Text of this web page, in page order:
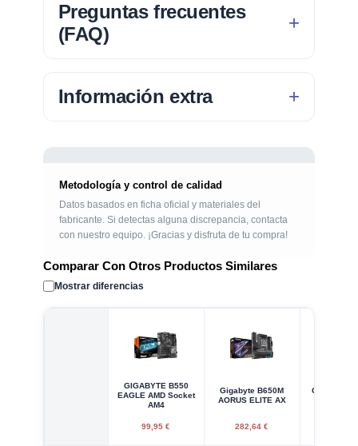
Preguntas frecuentes
(FAQ)
Información extra
Metodología y control de calidad
Datos basados en ficha oficial y materiales del
fabricante. Si detectas alguna discrepancia, contacta
con nuestro equipo. ¡Gracias y disfruta de tu compra!
Comparar Con Otros Productos Similares
Mostrar diferencias
GIGABYTE B550
EAGLE AMD Socket
AM4
99,95 €
Gigabyte B650M
AORUS ELITE AX
282,64 €
Gigabyte